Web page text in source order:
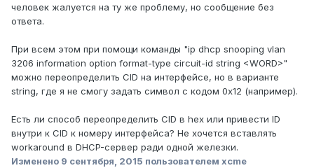
человек жалуется на ту же проблему, но сообщение без
ответа.
При всем этом при помощи команды "ip dhcp snooping vlan
3206 information option format-type circuit-id string <WORD>"
можно переопределить CID на интерфейсе, но в варианте
string, где я не смогу задать символ с кодом 0x12 (например).
Есть ли способ переопределить CID в hex или привести ID
внутри к CID к номеру интерфейса? Не хочется вставлять
workaround в DHCP-сервер ради одной железки.
Изменено 9 сентября, 2015 пользователем xcme